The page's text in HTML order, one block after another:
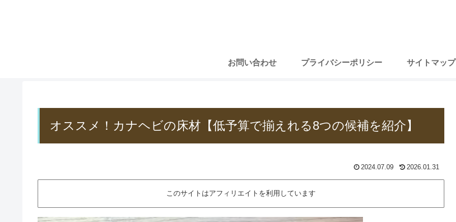
お問い合わせ プライバシーポリシー サイトマップ
オススメ！カナヘビの床材【低予算で揃えれる8つの候補を紹介】
2024.07.09 2026.01.31
このサイトはアフィリエイトを利用しています